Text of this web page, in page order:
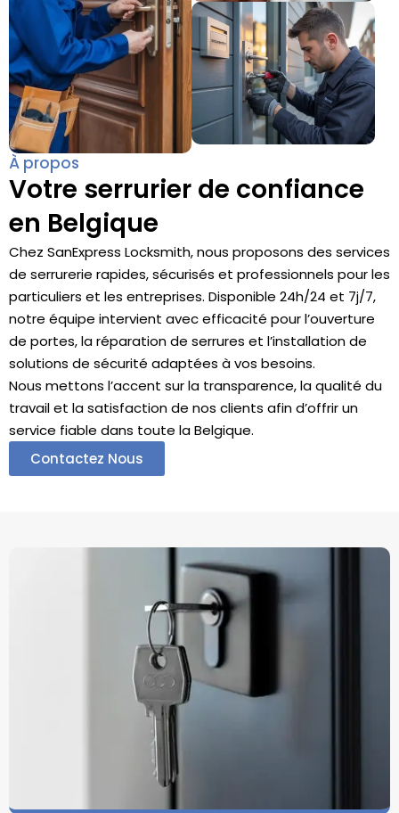
À propos
Votre serrurier de confiance
en Belgique
Chez SanExpress Locksmith, nous proposons des services
de serrurerie rapides, sécurisés et professionnels pour les
particuliers et les entreprises. Disponible 24h/24 et 7j/7,
notre équipe intervient avec efficacité pour l’ouverture
de portes, la réparation de serrures et l’installation de
solutions de sécurité adaptées à vos besoins.
Nous mettons l’accent sur la transparence, la qualité du
travail et la satisfaction de nos clients afin d’offrir un
service fiable dans toute la Belgique.
Contactez Nous